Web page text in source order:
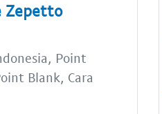
Zepetto
Point
Blank, Cara